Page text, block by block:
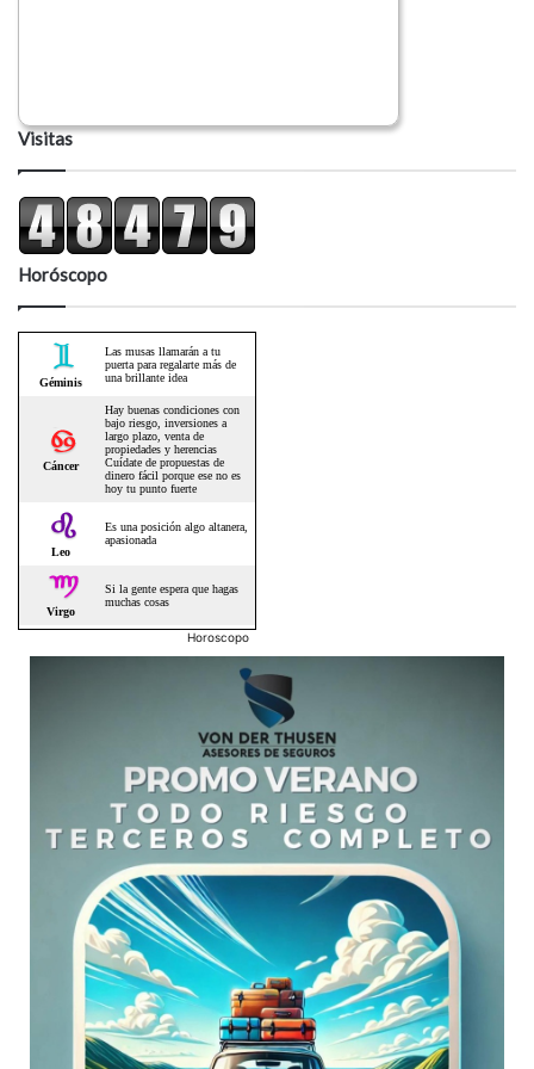
Visitas
Horóscopo
Horoscopo